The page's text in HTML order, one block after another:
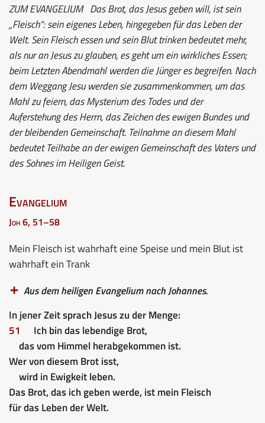
ZUM EVANGELIUMDas Brot, das Jesus geben will, ist sein
„Fleisch“: sein eigenes Leben, hingegeben für das Leben der
Welt. Sein Fleisch essen und sein Blut trinken bedeutet mehr,
als nur an Jesus zu glauben, es geht um ein wirkliches Essen;
beim Letzten Abendmahl werden die Jünger es begreifen. Nach
dem Weggang Jesu werden sie zusammenkommen, um das
Mahl zu feiern, das Mysterium des Todes und der
Auferstehung des Herrn, das Zeichen des ewigen Bundes und
der bleibenden Gemeinschaft. Teilnahme an diesem Mahl
bedeutet Teilhabe an der ewigen Gemeinschaft des Vaters und
des Sohnes im Heiligen Geist.
Evangelium
Joh 6, 51–58
Mein Fleisch ist wahrhaft eine Speise und mein Blut ist
wahrhaft ein Trank
Aus dem heiligen Evangelium nach Johannes.
In jener Zeit sprach Jesus zu der Menge:
51
Ich bin das lebendige Brot,
das vom Himmel herabgekommen ist.
Wer von diesem Brot isst,
wird in Ewigkeit leben.
Das Brot, das ich geben werde, ist mein Fleisch
für das Leben der Welt.